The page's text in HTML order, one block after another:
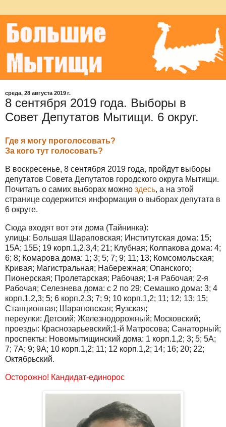
среда, 28 августа 2019 г.
8 сентября 2019 года. Выборы в
Совет Депутатов Мытищи. 6 округ.
Где я могу проголосовать?
За кого тут голосовать?
В воскресенье, 8 сентября 2019 года, пройдут выборы
депутатов Совета Депутатов городского округа Мытищи.
Почитать о самих выборах можно здесь, а на этой
странице содержится информация о выборах депутата в
6 округе.
Сюда входят вот эти дома (Тайнинка):
улицы: Большая Шараповская; Институтская дома: 15;
15А; 15Б; 19 корп.1,2,3,4; 21; Клубная; Колпакова дома: 4;
6; 8; Комарова дома: 1; 3; 5; 7; 9; 11; 13; Комсомольская;
Кривая; Магистральная; Набережная; Опанского;
Пионерская; Пролетарская; Рабочая; 1-я Рабочая; 2-я
Рабочая; Селезнева дома: с 2 по 29; Семашко дома: 3; 4
корп.1,2,3; 5; 6 корп.2,3; 7; 9; 10 корп.1,2; 11; 12; 13; 15;
Станционная; Шараповская; Яузская;
переулки: Детский; Железнодорожный; Московский;
проезды: Краснозарьевский;1-й Матросова; Санаторный;
проспекты: Новомытищинский дома: 1 корп.1,2; 3; 5; 5А;
7; 7А; 9; 9А; 10 корп.1,2; 11; 12 корп.1,2; 14; 16; 20; 22;
Октябрьский.
Осторожно! Кандидат-единорос